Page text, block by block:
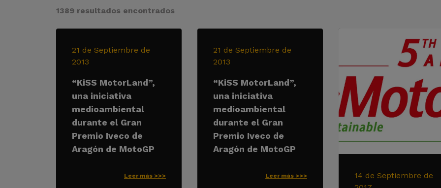
1389 resultados encontrados
21 de Septiembre de
2013
“KiSS MotorLand”,
una iniciativa
medioambiental
durante el Gran
Premio Iveco de
Aragón de MotoGP
Leer más >>>
21 de Septiembre de
2013
“KiSS MotorLand”,
una iniciativa
medioambiental
durante el Gran
Premio Iveco de
Aragón de MotoGP
Leer más >>>
14 de Septiembre de